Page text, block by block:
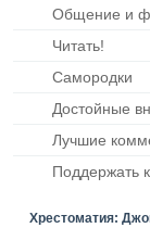
Общение и
Читать!
Самородки
Достойные
Лучшие
Поддержать
Хрестоматия: